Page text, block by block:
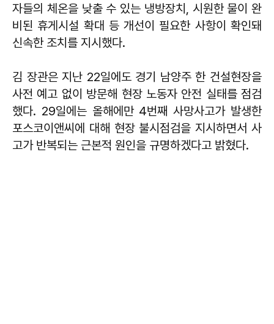
자들의 체온을 낮출 수 있는 냉방장치, 시원한 물이 완
비된 휴게시설 확대 등 개선이 필요한 사항이 확인돼
신속한 조치를 지시했다.
김 장관은 지난 22일에도 경기 남양주 한 건설현장을
사전 예고 없이 방문해 현장 노동자 안전 실태를 점검
했다. 29일에는 올해에만 4번째 사망사고가 발생한
포스코이앤씨에 대해 현장 불시점검을 지시하면서 사
고가 반복되는 근본적 원인을 규명하겠다고 밝혔다.